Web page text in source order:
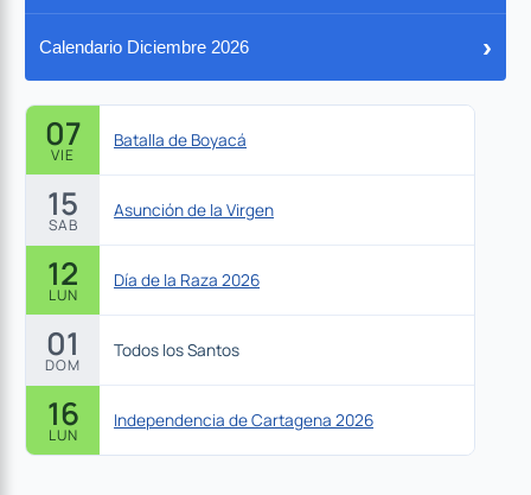
Calendario Diciembre 2026 ›
07
VIE
Batalla de Boyacá
15
SAB
Asunción de la Virgen
12
LUN
Día de la Raza 2026
01
DOM
Todos los Santos
16
LUN
Independencia de Cartagena 2026